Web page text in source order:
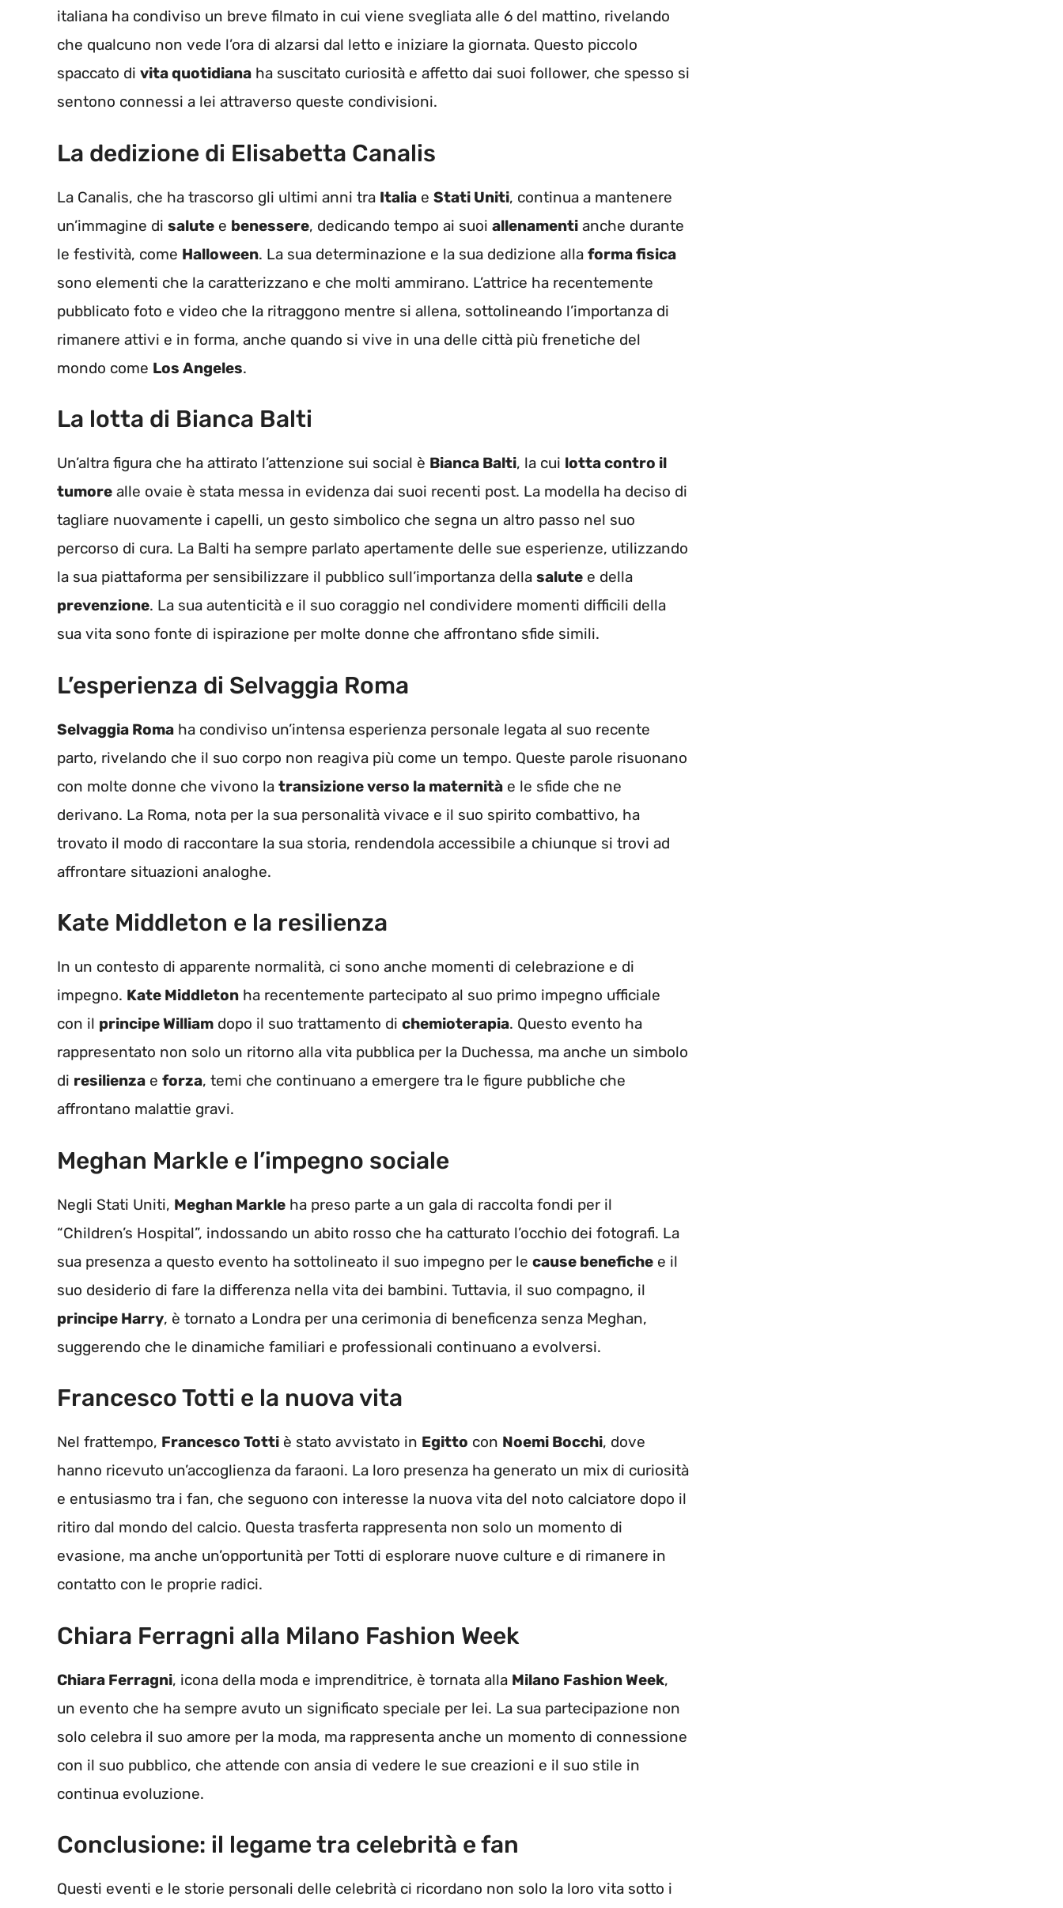
italiana ha condiviso un breve filmato in cui viene svegliata alle 6 del mattino, rivelando
che qualcuno non vede l’ora di alzarsi dal letto e iniziare la giornata. Questo piccolo
spaccato di vita quotidiana ha suscitato curiosità e affetto dai suoi follower, che spesso si
sentono connessi a lei attraverso queste condivisioni.
La dedizione di Elisabetta Canalis
La Canalis, che ha trascorso gli ultimi anni tra Italia e Stati Uniti, continua a mantenere
un’immagine di salute e benessere, dedicando tempo ai suoi allenamenti anche durante
le festività, come Halloween. La sua determinazione e la sua dedizione alla forma fisica
sono elementi che la caratterizzano e che molti ammirano. L’attrice ha recentemente
pubblicato foto e video che la ritraggono mentre si allena, sottolineando l’importanza di
rimanere attivi e in forma, anche quando si vive in una delle città più frenetiche del
mondo come Los Angeles.
La lotta di Bianca Balti
Un’altra figura che ha attirato l’attenzione sui social è Bianca Balti, la cui lotta contro il
tumore alle ovaie è stata messa in evidenza dai suoi recenti post. La modella ha deciso di
tagliare nuovamente i capelli, un gesto simbolico che segna un altro passo nel suo
percorso di cura. La Balti ha sempre parlato apertamente delle sue esperienze, utilizzando
la sua piattaforma per sensibilizzare il pubblico sull’importanza della salute e della
prevenzione. La sua autenticità e il suo coraggio nel condividere momenti difficili della
sua vita sono fonte di ispirazione per molte donne che affrontano sfide simili.
L’esperienza di Selvaggia Roma
Selvaggia Roma ha condiviso un’intensa esperienza personale legata al suo recente
parto, rivelando che il suo corpo non reagiva più come un tempo. Queste parole risuonano
con molte donne che vivono la transizione verso la maternità e le sfide che ne
derivano. La Roma, nota per la sua personalità vivace e il suo spirito combattivo, ha
trovato il modo di raccontare la sua storia, rendendola accessibile a chiunque si trovi ad
affrontare situazioni analoghe.
Kate Middleton e la resilienza
In un contesto di apparente normalità, ci sono anche momenti di celebrazione e di
impegno. Kate Middleton ha recentemente partecipato al suo primo impegno ufficiale
con il principe William dopo il suo trattamento di chemioterapia. Questo evento ha
rappresentato non solo un ritorno alla vita pubblica per la Duchessa, ma anche un simbolo
di resilienza e forza, temi che continuano a emergere tra le figure pubbliche che
affrontano malattie gravi.
Meghan Markle e l’impegno sociale
Negli Stati Uniti, Meghan Markle ha preso parte a un gala di raccolta fondi per il
“Children’s Hospital”, indossando un abito rosso che ha catturato l’occhio dei fotografi. La
sua presenza a questo evento ha sottolineato il suo impegno per le cause benefiche e il
suo desiderio di fare la differenza nella vita dei bambini. Tuttavia, il suo compagno, il
principe Harry, è tornato a Londra per una cerimonia di beneficenza senza Meghan,
suggerendo che le dinamiche familiari e professionali continuano a evolversi.
Francesco Totti e la nuova vita
Nel frattempo, Francesco Totti è stato avvistato in Egitto con Noemi Bocchi, dove
hanno ricevuto un’accoglienza da faraoni. La loro presenza ha generato un mix di curiosità
e entusiasmo tra i fan, che seguono con interesse la nuova vita del noto calciatore dopo il
ritiro dal mondo del calcio. Questa trasferta rappresenta non solo un momento di
evasione, ma anche un’opportunità per Totti di esplorare nuove culture e di rimanere in
contatto con le proprie radici.
Chiara Ferragni alla Milano Fashion Week
Chiara Ferragni, icona della moda e imprenditrice, è tornata alla Milano Fashion Week,
un evento che ha sempre avuto un significato speciale per lei. La sua partecipazione non
solo celebra il suo amore per la moda, ma rappresenta anche un momento di connessione
con il suo pubblico, che attende con ansia di vedere le sue creazioni e il suo stile in
continua evoluzione.
Conclusione: il legame tra celebrità e fan
Questi eventi e le storie personali delle celebrità ci ricordano non solo la loro vita sotto i